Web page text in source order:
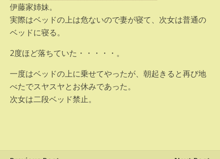
伊藤家姉妹。
実際はベッドの上は危ないので妻が寝て、次女は普通の
ベッドに寝る。
2度ほど落ちていた・・・・・。
一度はベッドの上に乗せてやったが、朝起きると再び地
べたでスヤスヤとお休みであった。
次女は二段ベッド禁止。